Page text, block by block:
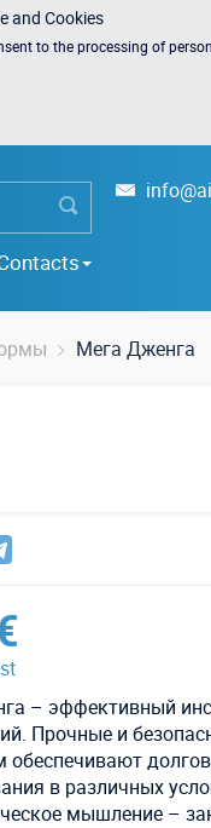
and Cookies
to the processing of
Мега Дженга
– эффективный
Прочные и
обеспечивают
в различных
мышление –